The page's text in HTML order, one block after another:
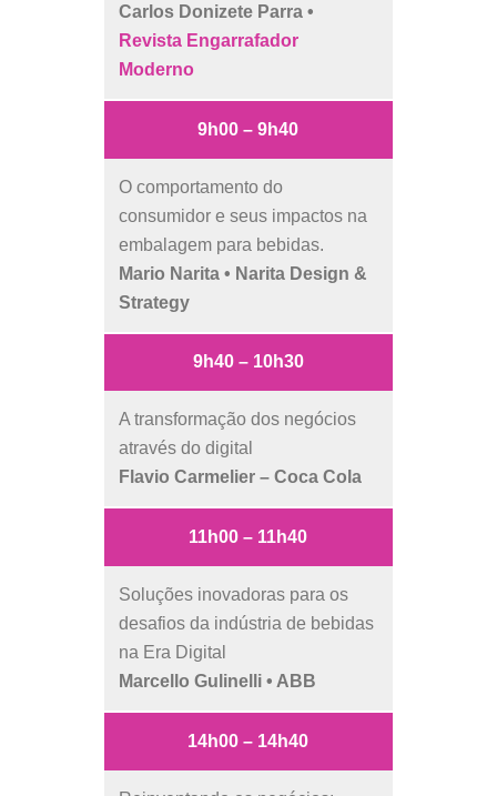
Carlos Donizete Parra •
Revista Engarrafador
Moderno
9h00 – 9h40
O comportamento do
consumidor e seus impactos na
embalagem para bebidas.
Mario Narita • Narita Design &
Strategy
9h40 – 10h30
A transformação dos negócios
através do digital
Flavio Carmelier – Coca Cola
11h00 – 11h40
Soluções inovadoras para os
desafios da indústria de bebidas
na Era Digital
Marcello Gulinelli • ABB
14h00 – 14h40